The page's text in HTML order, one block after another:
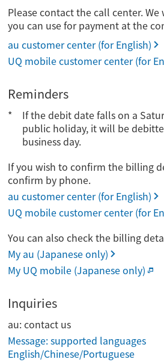
Please contact the call center.
you can use for payment at the
au customer center (for English)
UQ mobile customer center (for
Reminders
If the debit date falls on a
public holiday, it will be
business day.
If you wish to confirm the billing
confirm by phone.
au customer center (for English)
UQ mobile customer center (for
You can also check the billing
My au (Japanese only)
My UQ mobile (Japanese only)
Inquiries
au: contact us
Message: supported languages
English/Chinese/Portuguese